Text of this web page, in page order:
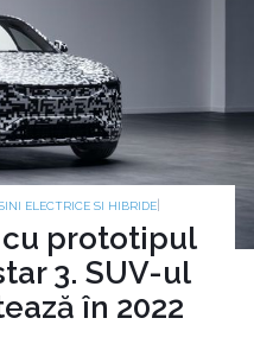
ELECTRICE SI HIBRIDE|
prototipul
3. SUV-ul
în 2022